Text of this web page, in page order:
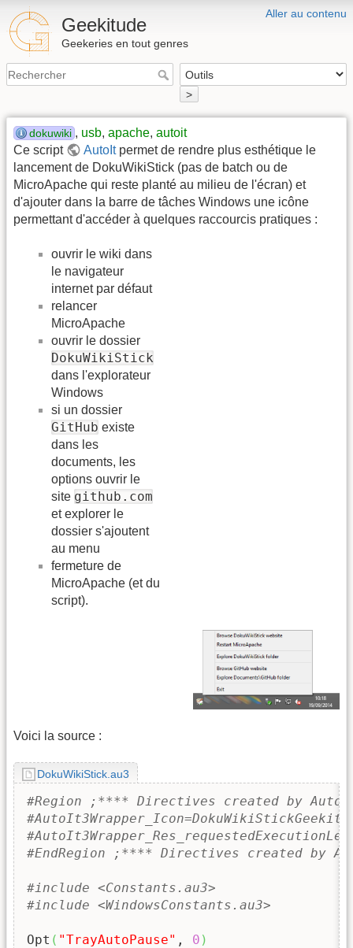
Aller au contenu
Geekitude
Geekeries en tout genres
>
dokuwiki , usb, apache, autoit
Ce script
AutoItpermet de rendre plus esthétique le
lancement de DokuWikiStick (pas de batch ou de
MicroApache qui reste planté au milieu de l'écran) et
d'ajouter dans la barre de tâches Windows une icône
permettant d'accéder à quelques raccourcis pratiques :
ouvrir le wiki dans
le navigateur
internet par défaut
relancer
MicroApache
ouvrir le dossier
DokuWikiStick
dans l'explorateur
Windows
si un dossier
GitHub existe
dans les
documents, les
options ouvrir le
site github.com
et explorer le
dossier s'ajoutent
au menu
fermeture de
MicroApache (et du
script).
Voici la source :
DokuWikiStick.au3
#Region ;**** Directives created by
#EndRegion ;**** Directives created by
#include <Constants.au3>
#include <WindowsConstants.au3>
Opt ( "TrayAutoPause" , 0 )